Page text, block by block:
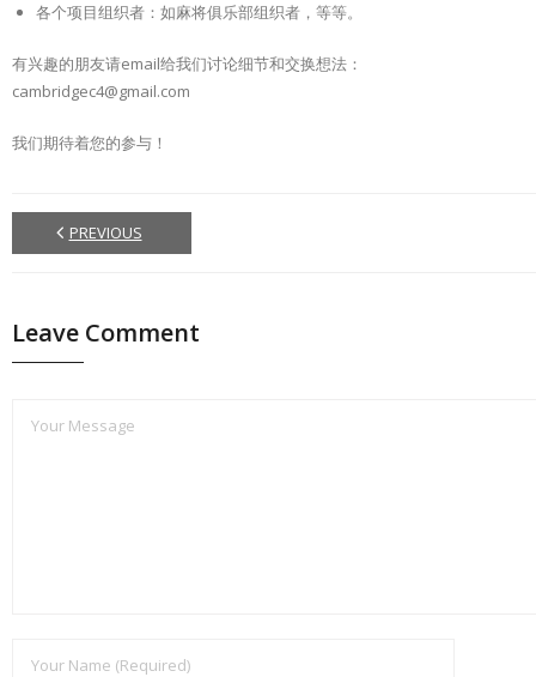
各个项目组织者：如麻将俱乐部组织者，等等。
有兴趣的朋友请email给我们讨论细节和交换想法：
cambridgec4@gmail.com
我们期待着您的参与！
PREVIOUS
Leave Comment